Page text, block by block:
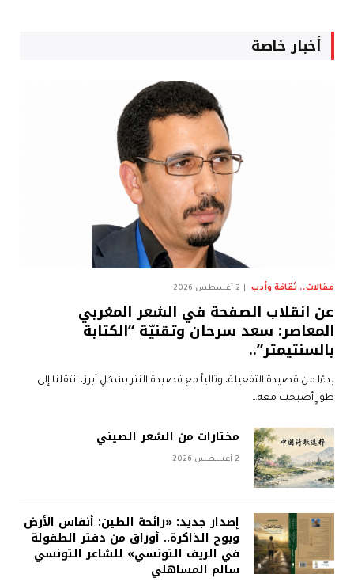
أخبار خاصة
مقالات.. ثقافة وأدب 2 أغسطس 2026
عن انقلاب الصفحة في الشعر المغربي
المعاصر: سعد سرحان وتقنيّة “الكتابة
بالسنتيمتر”..
بدءًا من قصيدة التفعيلة، وتالياً مع قصيدة النثر بشكلٍ أبرز، انتقلنا إلى
طورٍ أصبحت معه…
مختارات من الشعر الصيني
2 أغسطس 2026
إصدار جديد: «رائحة الطين: أنفاس الأرض
وبوح الذاكرة.. أوراق من دفتر الطفولة
في الريف التونسي» للشاعر التونسي
سالم المساهلي